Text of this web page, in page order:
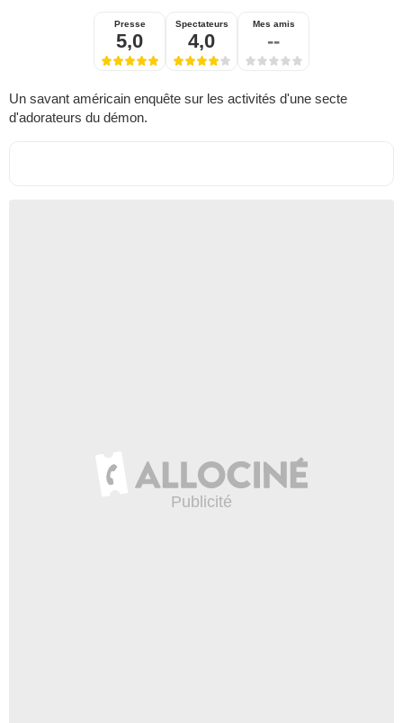
Presse
5,0
Spectateurs
4,0
Mes amis
--
Un savant américain enquête sur les activités d'une secte
d'adorateurs du démon.